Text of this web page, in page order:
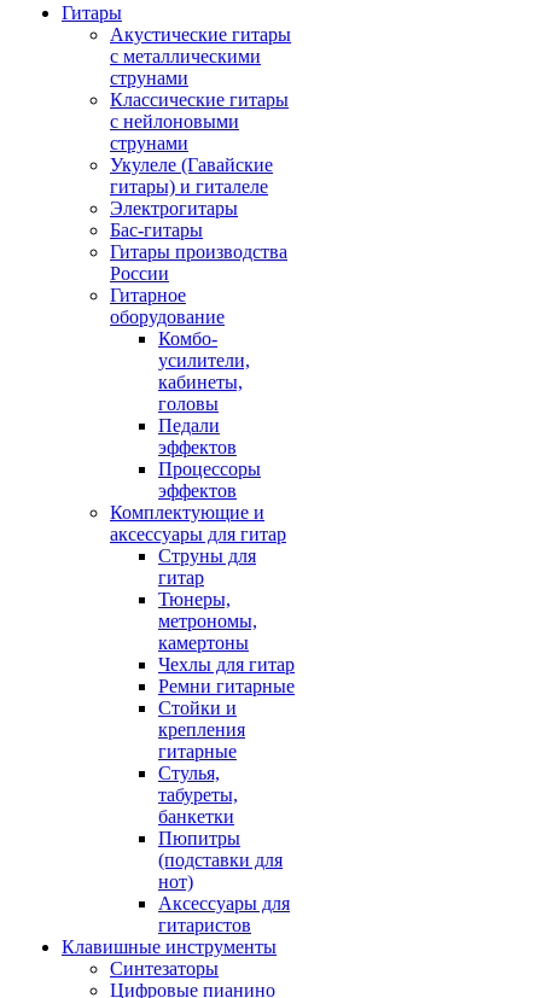
Гитары
Акустические гитары
с металлическими
струнами
Классические гитары
с нейлоновыми
струнами
Укулеле (Гавайские
гитары) и гиталеле
Электрогитары
Бас-гитары
Гитары производства
России
Гитарное
оборудование
Комбо-
усилители,
кабинеты,
головы
Педали
эффектов
Процессоры
эффектов
Комплектующие и
аксессуары для гитар
Струны для
гитар
Тюнеры,
метрономы,
камертоны
Чехлы для гитар
Ремни гитарные
Стойки и
крепления
гитарные
Стулья,
табуреты,
банкетки
Пюпитры
(подставки для
нот)
Аксессуары для
гитаристов
Клавишные инструменты
Синтезаторы
Цифровые пианино